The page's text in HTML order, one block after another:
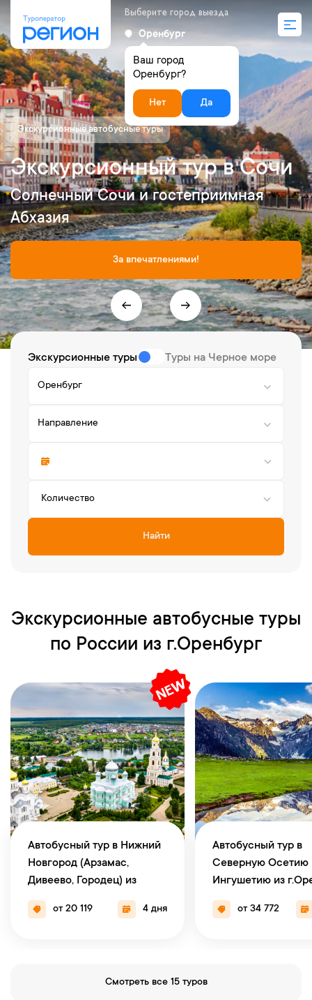
Выберите город выезда
Оренбург
Ваш город
Оренбург?
Нет Да
Экскурсионные автобусные туры
Экскурсионный тур в Сочи
Солнечный Сочи и гостеприимная
Абхазия
За впечатлениями!
Экскурсионные туры Туры на Черное море
Оренбург
Направление
Количество
Найти
Экскурсионные автобусные туры
по России из г.Оренбург
Автобусный тур в Нижний
Новгород (Арзамас,
Дивеево, Городец) из
г.Оренбург (У) (выезд из
г.Уфа)от 20 119 4 дня
Автобусный тур в
Северную Осетию
Ингушетию из
(У) (выезд из г.Уфа)
от 34 772
Смотреть все 15 туров